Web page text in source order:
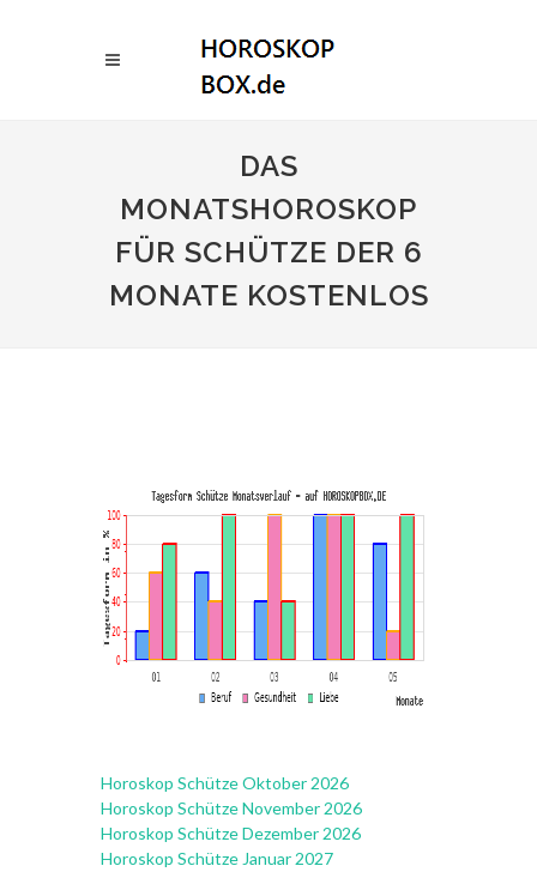
DAS
MONATSHOROSKOP
FÜR SCHÜTZE DER 6
MONATE KOSTENLOS
Horoskop Schütze Oktober 2026
Horoskop Schütze November 2026
Horoskop Schütze Dezember 2026
Horoskop Schütze Januar 2027